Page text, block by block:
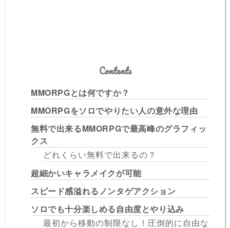
Contents
MMORPGとは何ですか？
MMORPGをソロでやりたい人の意外な理由
無料で出来るMMORPGで最高峰のグラフィッ
クス
どれくらい無料で出来るの？
超細かいキャラメイクが可能
スピード感溢れるノンタゲアクション
ソロでも十分楽しめる自由度とやり込み
最初から移動の制限なし！圧倒的に自由な